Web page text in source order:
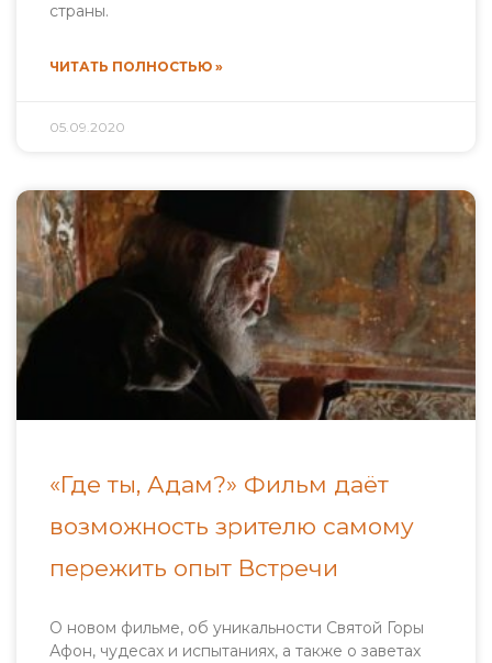
страны.
ЧИТАТЬ ПОЛНОСТЬЮ »
05.09.2020
«Где ты, Адам?» Фильм даёт
возможность зрителю самому
пережить опыт Встречи
О новом фильме, об уникальности Святой Горы
Афон, чудесах и испытаниях, а также о заветах